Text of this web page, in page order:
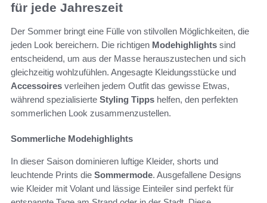
für jede Jahreszeit
Der Sommer bringt eine Fülle von stilvollen Möglichkeiten, die
jeden Look bereichern. Die richtigen Modehighlights sind
entscheidend, um aus der Masse herauszustechen und sich
gleichzeitig wohlzufühlen. Angesagte Kleidungsstücke und
Accessoires verleihen jedem Outfit das gewisse Etwas,
während spezialisierte Styling Tipps helfen, den perfekten
sommerlichen Look zusammenzustellen.
Sommerliche Modehighlights
In dieser Saison dominieren luftige Kleider, shorts und
leuchtende Prints die Sommermode. Ausgefallene Designs
wie Kleider mit Volant und lässige Einteiler sind perfekt für